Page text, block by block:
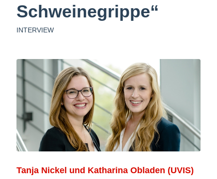
Schweinegrippe“
INTERVIEW
Tanja Nickel und Katharina Obladen (UVIS)